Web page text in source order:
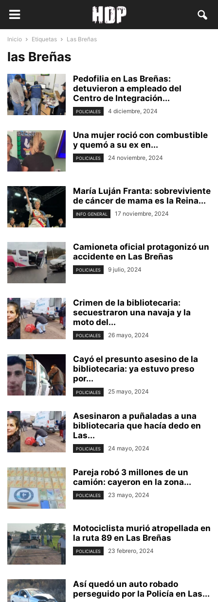
Inicio Etiquetas Las Breñas
las Breñas
Pedofilia en Las Breñas:
detuvieron a empleado del
Centro de Integración...
POLICIALES 4 diciembre, 2024
Una mujer roció con combustible
y quemó a su ex en...
POLICIALES 24 noviembre, 2024
María Luján Franta: sobreviviente
de cáncer de mama es la Reina...
INFO GENERAL 17 noviembre, 2024
Camioneta oficial protagonizó un
accidente en Las Breñas
POLICIALES 9 julio, 2024
Crimen de la bibliotecaria:
secuestraron una navaja y la
moto del...
POLICIALES 26 mayo, 2024
Cayó el presunto asesino de la
bibliotecaria: ya estuvo preso
por...
POLICIALES 25 mayo, 2024
Asesinaron a puñaladas a una
bibliotecaria que hacía dedo en
Las...
POLICIALES 24 mayo, 2024
Pareja robó 3 millones de un
camión: cayeron en la zona...
POLICIALES 23 mayo, 2024
Motociclista murió atropellada en
la ruta 89 en Las Breñas
POLICIALES 23 febrero, 2024
Así quedó un auto robado
perseguido por la Policía en Las...